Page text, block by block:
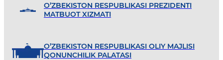
O’ZBEKISTON RESPUBLIKASI PREZIDENTI
MATBUOT XIZMATI
O’ZBEKISTON RESPUBLIKASI OLIY MAJLISI
QONUNCHILIK PALATASI